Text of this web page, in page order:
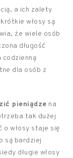
a ich zalety
włosy są
że wiele osób
długość
codzienną
dla osób z
pieniądze na
tak dużej
o włosy staje się
są bardziej
długie włosy